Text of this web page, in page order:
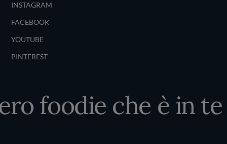
INSTAGRAM
FACEBOOK
YOUTUBE
PINTEREST
foodie che è in te